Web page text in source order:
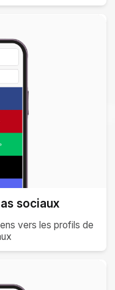
sociaux
vers les profils de